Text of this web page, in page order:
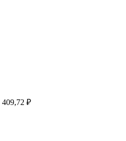
409,72 ₽